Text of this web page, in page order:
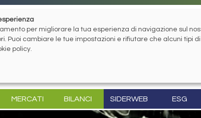
MERCATI BILANCI SIDERWEB ESG
per migliorare la tua esperienza di navigazione sul
Puoi cambiare le tue impostazioni e rifiutare che alcuni
policy.